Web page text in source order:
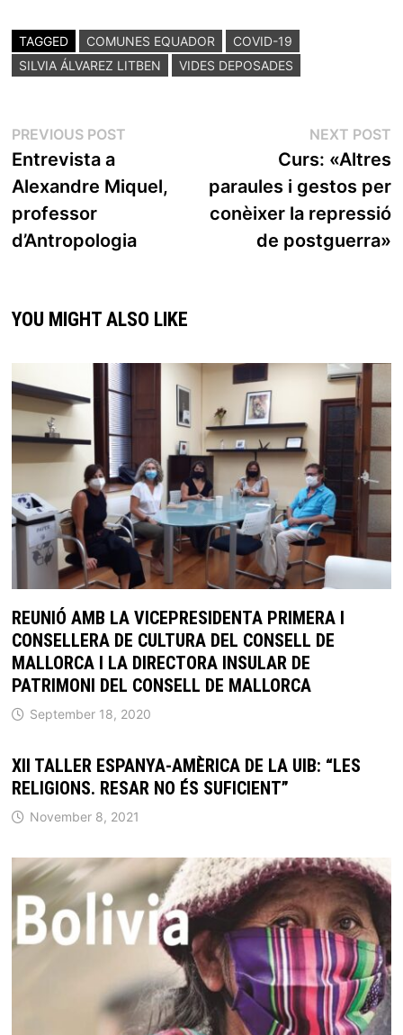
TAGGED COMUNES EQUADOR
COVID-19
SILVIA ÁLVAREZ LITBEN
VIDES DEPOSADES
POST
NAVIGATION
PREVIOUS POST
Entrevista a
Alexandre Miquel,
professor
d’Antropologia
NEXT POST
Curs: «Altres
paraules i gestos per
conèixer la repressió
de postguerra»
YOU MIGHT ALSO LIKE
REUNIÓ AMB LA VICEPRESIDENTA PRIMERA I
CONSELLERA DE CULTURA DEL CONSELL DE
MALLORCA I LA DIRECTORA INSULAR DE
PATRIMONI DEL CONSELL DE MALLORCA
September 18, 2020
XII TALLER ESPANYA-AMÈRICA DE LA UIB: “LES
RELIGIONS. RESAR NO ÉS SUFICIENT”
November 8, 2021